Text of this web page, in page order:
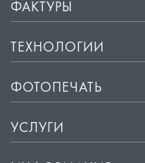
ФАКТУРЫ
ТЕХНОЛОГИИ
ФОТОПЕЧАТЬ
УСЛУГИ